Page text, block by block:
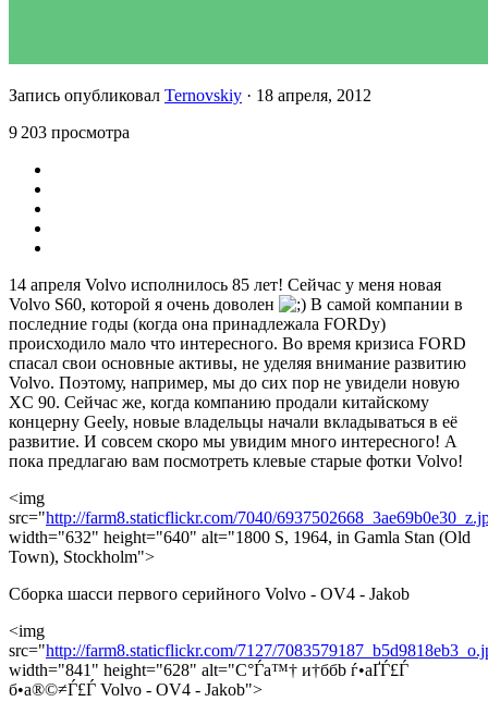
Запись опубликовал Ternovskiy · 18 апреля, 2012
9 203 просмотра
14 апреля Volvo исполнилось 85 лет! Сейчас у меня новая
Volvo S60, которой я очень доволен
В самой компании в
последние годы (когда она принадлежала FORDу)
происходило мало что интересного. Во время кризиса FORD
спасал свои основные активы, не уделяя внимание развитию
Volvo. Поэтому, например, мы до сих пор не увидели новую
XC 90. Сейчас же, когда компанию продали китайскому
концерну Geely, новые владельцы начали вкладываться в её
развитие. И совсем скоро мы увидим много интересного! А
пока предлагаю вам посмотреть клевые старые фотки Volvo!
<img
src="http://farm8.staticflickr.com/7040/
width="632" height="640" alt="1800 S, 1964, in Gamla Stan (Old
Town), Stockholm">
Сборка шасси первого серийного Volvo - OV4 - Jakob
<img
src="http://farm8.staticflickr.com/7127/
width="841" height="628" alt="С°Ѓа™† и†ббb ѓ•аҐЃ£Ѓ
б•а®©≠Ѓ£Ѓ Volvo - OV4 - Jakob">